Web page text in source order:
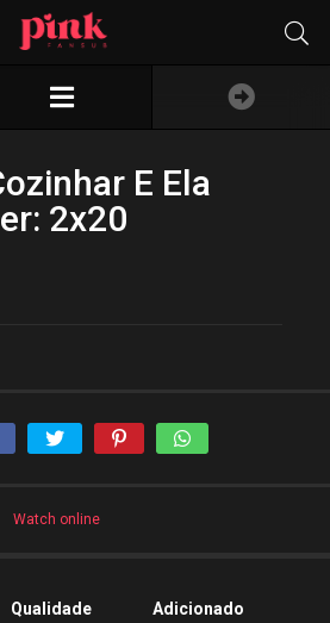
E Ela
2x20
Watch online
Qualidade Adicionado